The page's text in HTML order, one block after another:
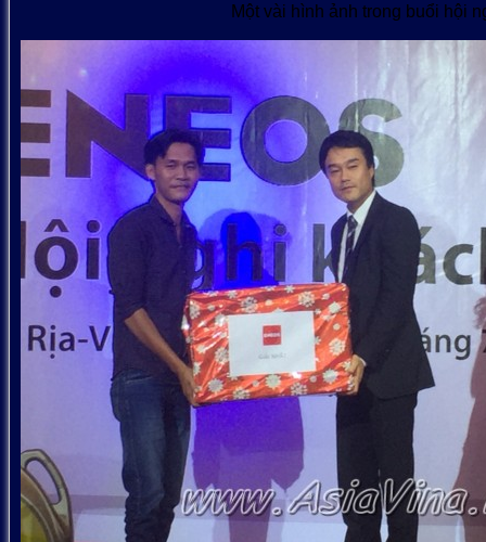
Một vài hình ảnh trong buổi hội